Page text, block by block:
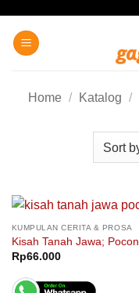
content
Home / Katalog /
KUMPULAN CERITA & PROSA
Kisah Tanah Jawa;
Rp66.000